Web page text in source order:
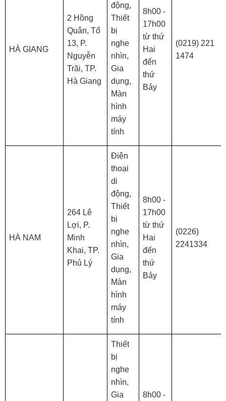
HÀ GIANG
2 Hồng
Quân, Tổ
13, P.
Nguyễn
Trãi, TP.
Hà Giang
động,
Thiết
bị
nghe
nhìn,
Gia
dụng,
Màn
hình
máy
tính
8h00 -
17h00
từ thứ
Hai
đến
thứ
Bảy
(0219) 221
1474
HÀ NAM
264 Lê
Lợi, P.
Minh
Khai, TP.
Phủ Lý
Điện
thoại
di
động,
Thiết
bị
nghe
nhìn,
Gia
dụng,
Màn
hình
máy
tính
8h00 -
17h00
từ thứ
Hai
đến
thứ
Bảy
(0226)
2241334
Thiết
bị
nghe
nhìn,
Gia
8h00 -